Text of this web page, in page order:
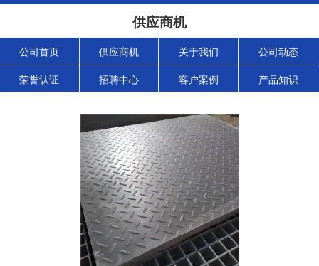
供应商机
公司首页 供应商机 关于我们 公司动态
荣誉认证 招聘中心 客户案例 产品知识